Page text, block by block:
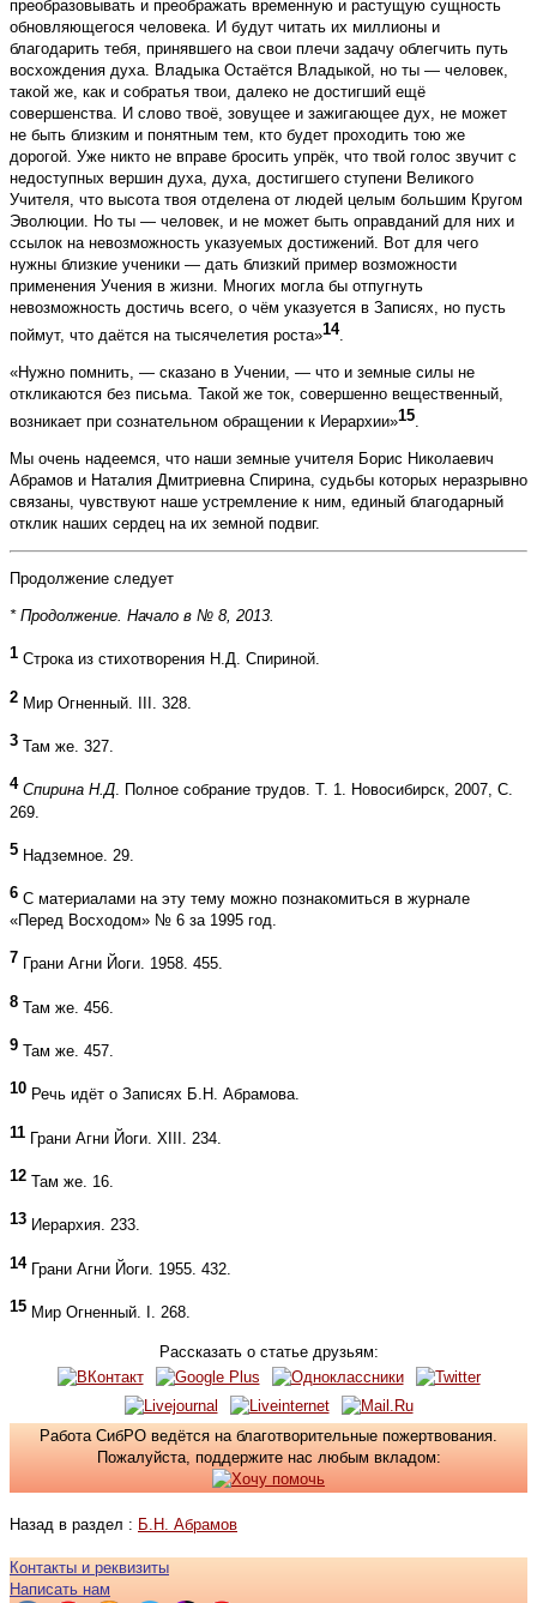
преобразовывать и преображать временную и растущую сущность
обновляющегося человека. И будут читать их миллионы и
благодарить тебя, принявшего на свои плечи задачу облегчить путь
восхождения духа. Владыка Остаётся Владыкой, но ты — человек,
такой же, как и собратья твои, далеко не достигший ещё
совершенства. И слово твоё, зовущее и зажигающее дух, не может
не быть близким и понятным тем, кто будет проходить тою же
дорогой. Уже никто не вправе бросить упрёк, что твой голос звучит с
недоступных вершин духа, духа, достигшего ступени Великого
Учителя, что высота твоя отделена от людей целым большим Кругом
Эволюции. Но ты — человек, и не может быть оправданий для них и
ссылок на невозможность указуемых достижений. Вот для чего
нужны близкие ученики — дать близкий пример возможности
применения Учения в жизни. Многих могла бы отпугнуть
невозможность достичь всего, о чём указуется в Записях, но пусть
поймут, что даётся на тысячелетия роста»14.
«Нужно помнить, — сказано в Учении, — что и земные силы не
откликаются без письма. Такой же ток, совершенно вещественный,
возникает при сознательном обращении к Иерархии»15.
Мы очень надеемся, что наши земные учителя Борис Николаевич
Абрамов и Наталия Дмитриевна Спирина, судьбы которых неразрывно
связаны, чувствуют наше устремление к ним, единый благодарный
отклик наших сердец на их земной подвиг.
Продолжение следует
* Продолжение. Начало в № 8, 2013.
1 Строка из стихотворения Н.Д. Спириной.
2 Мир Огненный. III. 328.
3 Там же. 327.
4 Спирина Н.Д. Полное собрание трудов. Т. 1. Новосибирск, 2007, С.
269.
5 Надземное. 29.
6 С материалами на эту тему можно познакомиться в журнале
«Перед Восходом» № 6 за 1995 год.
7 Грани Агни Йоги. 1958. 455.
8 Там же. 456.
9 Там же. 457.
10 Речь идёт о Записях Б.Н. Абрамова.
11 Грани Агни Йоги. XIII. 234.
12 Там же. 16.
13 Иерархия. 233.
14Грани Агни Йоги. 1955. 432.
15 Мир Огненный. I. 268.
Рассказать о статье друзьям:
Работа СибРО ведётся на благотворительные пожертвования.
Пожалуйста, поддержите нас любым вкладом:
Назад в раздел : Б.Н. Абрамов
Контакты и реквизиты
Написать нам